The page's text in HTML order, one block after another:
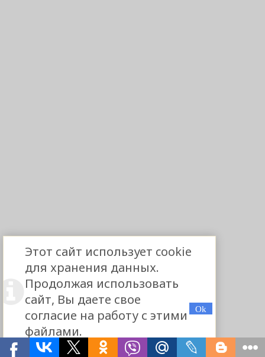
Этот сайт использует cookie
для хранения данных.
Продолжая использовать
сайт, Вы даете свое
согласие на работу с этими
файлами.